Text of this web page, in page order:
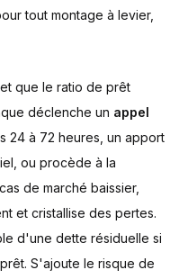
tout montage à levier,
que le ratio de prêt
déclenche un appel
24 à 72 heures, un apport
ou procède à la
de marché baissier,
et cristallise des pertes.
d'une dette résiduelle si
S'ajoute le risque de